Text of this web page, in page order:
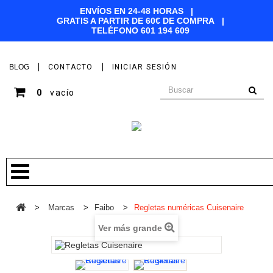
ENVÍOS EN 24-48 HORAS |
GRATIS A PARTIR DE 60€ DE COMPRA |
TELÉFONO 601 194 609
BLOG CONTACTO INICIAR SESIÓN
0 vacío
> Marcas > Faibo > Regletas numéricas Cuisenaire
Ver más grande